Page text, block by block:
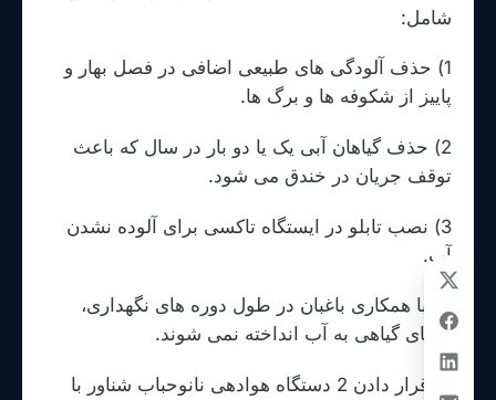
شامل:
1) حذف آلودگی های طبیعی اضافی در فصل بهار و
پاییز از شکوفه ها و برگ ها.
2) حذف گیاهان آبی یک یا دو بار در سال که باعث
توقف جریان در خندق می شود.
3) نصب تابلو در ایستگاه تاکسی برای آلوده نشدن
آب.
4) با همکاری باغبان در طول دوره های نگهداری،
بقایای گیاهی به آب انداخته نمی شوند.
5) قرار دادن 2 دستگاه هوادهی نانوحباب شناور با